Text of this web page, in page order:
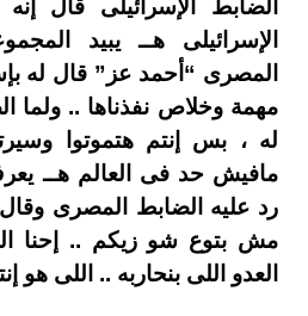
الضابط الإسرائيلى قال
الإسرائيلى هــ يبيد
المصرى “أحمد عز” قال له
مهمة وخلاص نفذناها .. ولما
له ، بس إنتم هتموتوا
مافيش حد فى العالم هــ
رد عليه الضابط المصرى
مش بتوع شو زيكم .. إحنا
العدو اللى بنحاربه .. اللى هو